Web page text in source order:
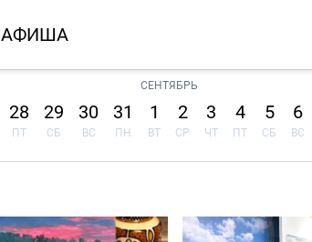
АФИША
28
ПТ
29
СБ
30
ВС
31
ПН
СЕНТЯБРЬ
1
ВТ
2
СР
3
ЧТ
4
ПТ
5
СБ
6
ВС